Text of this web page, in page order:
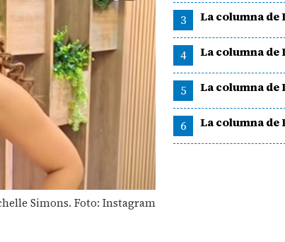
Simons. Foto: Instagram
3 La columna de
4 La columna de
5 La columna de
6 La columna de